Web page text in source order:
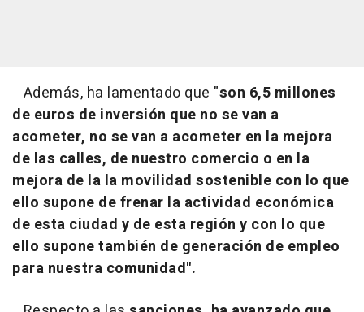
Además, ha lamentado que "son 6,5 millones
de euros de inversión que no se van a
acometer, no se van a acometer en la mejora
de las calles, de nuestro comercio o en la
mejora de la la movilidad sostenible con lo que
ello supone de frenar la actividad económica
de esta ciudad y de esta región y con lo que
ello supone también de generación de empleo
para nuestra comunidad".